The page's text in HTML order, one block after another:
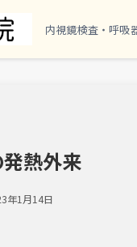
内視鏡検査・呼吸
熱外来
年1月14日